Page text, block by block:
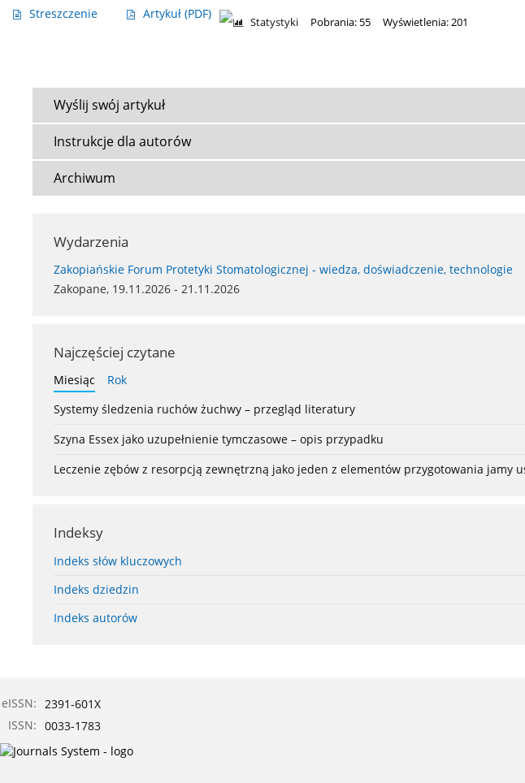
Streszczenie Artykuł (PDF)
Statystyki Pobrania: 55 Wyświetlenia: 201
Wyślij swój artykuł
Instrukcje dla autorów
Archiwum
Wydarzenia
Zakopiańskie Forum Protetyki Stomatologicznej - wiedza, doświadczenie, technologie
Zakopane, 19.11.2026 - 21.11.2026
Najczęściej czytane
Miesiąc
Rok
Systemy śledzenia ruchów żuchwy – przegląd literatury
Szyna Essex jako uzupełnienie tymczasowe – opis przypadku
Leczenie zębów z resorpcją zewnętrzną jako jeden z elementów przygotowania jamy
Indeksy
Indeks słów kluczowych
Indeks dziedzin
Indeks autorów
eISSN: 2391-601X
ISSN: 0033-1783